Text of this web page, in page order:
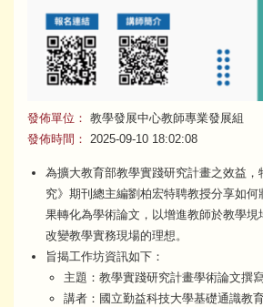
發佈單位： 教學發展中心教師專業發展組
發佈時間：
2025-09-10 18:02:08
為擴大教育部教學實踐研究計畫之效益，
究》期刊總主編劉柏宏特聘教授分享如
果轉化為學術論文，以增進教師於教學垷
改變教學實務現場的理想。
旨揭工作坊資訊如下：
主題：教學實踐研究計畫學術論文撰寫
講者：國立勤益科技大學基礎通識教